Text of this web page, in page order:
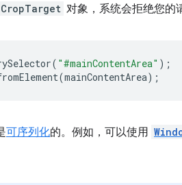
CropTarget 对象，系统会拒绝您的
( "#mainContentArea" );
(mainContentArea);
可序列化的。例如，可以使用